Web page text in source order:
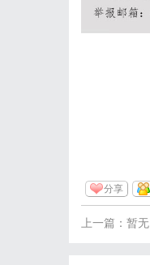
分享
上一篇：暂无